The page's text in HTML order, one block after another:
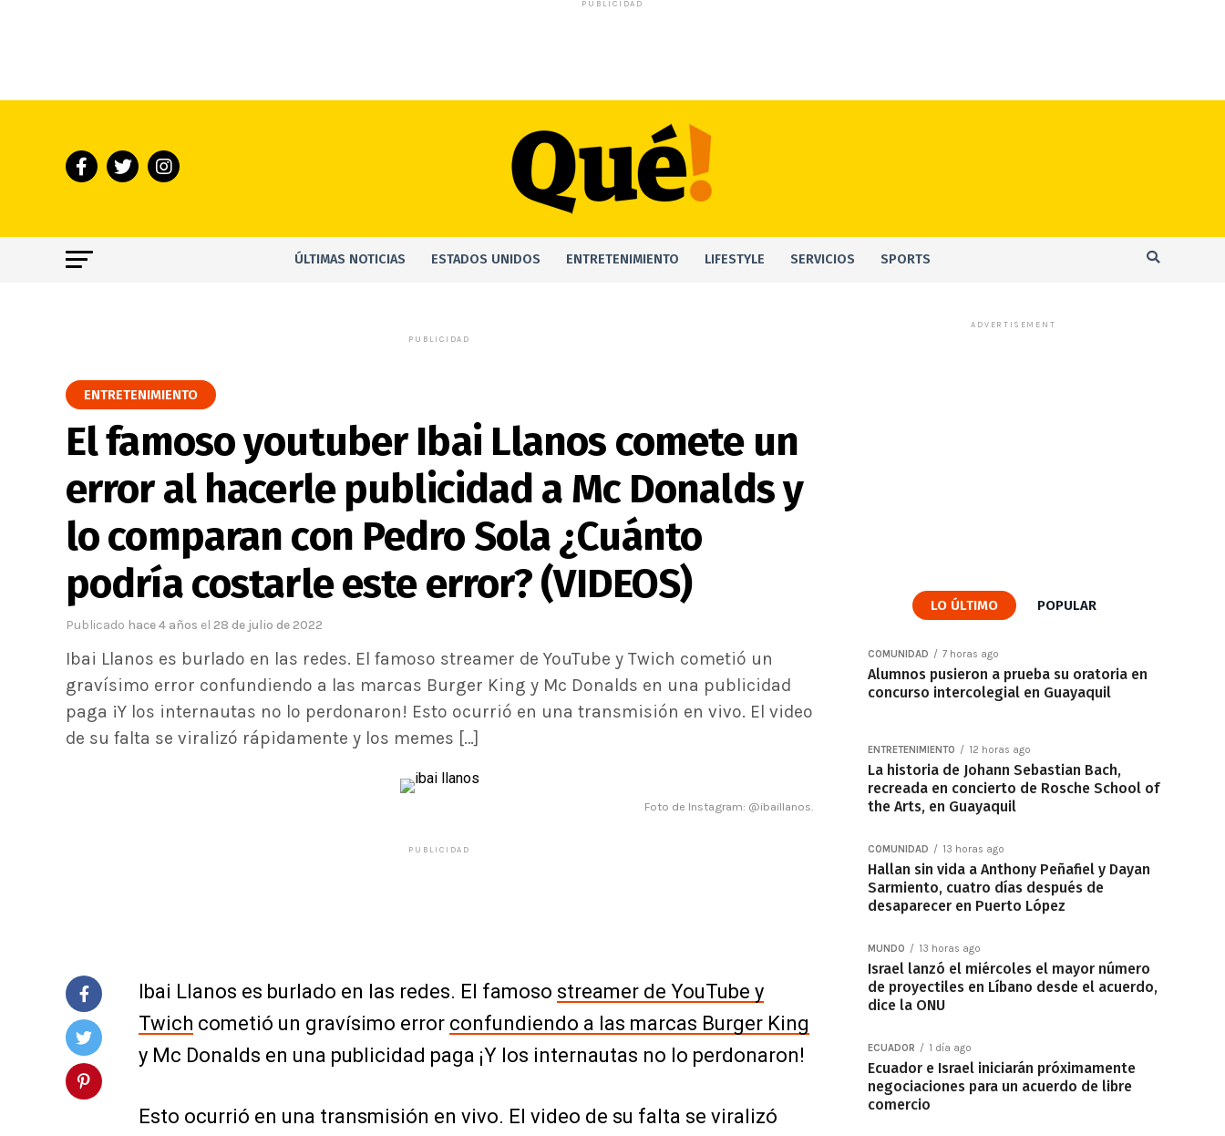
PUBLICIDAD
ÚLTIMAS NOTICIAS ESTADOS UNIDOS ENTRETENIMIENTO LIFESTYLE SERVICIOS SPORTS
PUBLICIDAD
ENTRETENIMIENTO
El famoso youtuber Ibai Llanos comete un
error al hacerle publicidad a Mc Donalds y
lo comparan con Pedro Sola ¿Cuánto
podría costarle este error? (VIDEOS)
Publicado hace 4 años el 28 de julio de 2022
Ibai Llanos es burlado en las redes. El famoso streamer de YouTube y Twich cometió un
gravísimo error confundiendo a las marcas Burger King y Mc Donalds en una publicidad
paga ¡Y los internautas no lo perdonaron! Esto ocurrió en una transmisión en vivo. El video
de su falta se viralizó rápidamente y los memes […]
Foto de Instagram: @ibaillanos.
PUBLICIDAD
Ibai Llanos es burlado en las redes. El famoso streamer de YouTube y
Twich cometió un gravísimo error confundiendo a las marcas Burger King
y Mc Donalds en una publicidad paga ¡Y los internautas no lo perdonaron!
Esto ocurrió en una transmisión en vivo. El video de su falta se viralizó
ADVERTISEMENT
LO ÚLTIMO POPULAR
COMUNIDAD 7 horas ago
Alumnos pusieron a prueba su oratoria en
concurso intercolegial en Guayaquil
ENTRETENIMIENTO 12 horas ago
La historia de Johann Sebastian Bach,
recreada en concierto de Rosche School of
the Arts, en Guayaquil
COMUNIDAD 13 horas ago
Hallan sin vida a Anthony Peñafiel y Dayan
Sarmiento, cuatro días después de
desaparecer en Puerto López
MUNDO 13 horas ago
Israel lanzó el miércoles el mayor número
de proyectiles en Líbano desde el acuerdo,
dice la ONU
ECUADOR 1 día ago
Ecuador e Israel iniciarán próximamente
negociaciones para un acuerdo de libre
comercio